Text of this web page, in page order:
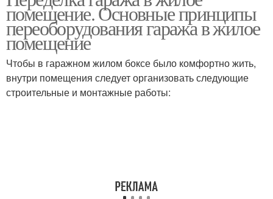
помещение. Основные принципы
переоборудования гаража в жилое
помещение
Чтобы в гаражном жилом боксе было комфортно жить,
внутри помещения следует организовать следующие
строительные и монтажные работы: